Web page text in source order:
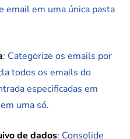
email em uma única pasta
: Categorize os emails por
todos os emails do
especificadas em
uma só.
de dados: Consolide